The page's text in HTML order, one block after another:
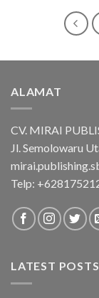
ALAMAT
CV. MIRAI
Jl. Semolowaru
Telp:
LATEST POSTS